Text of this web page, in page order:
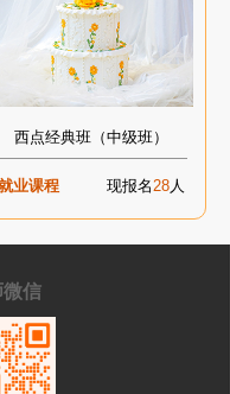
西点经典班（中级班）
业课程 现报名28人
微信